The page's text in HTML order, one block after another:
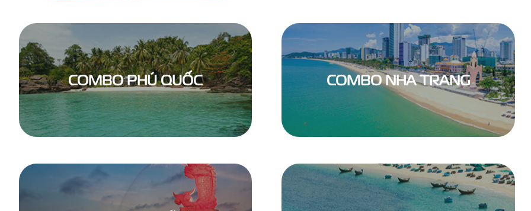
COMBO PHÚ QUỐC COMBO NHA TRANG